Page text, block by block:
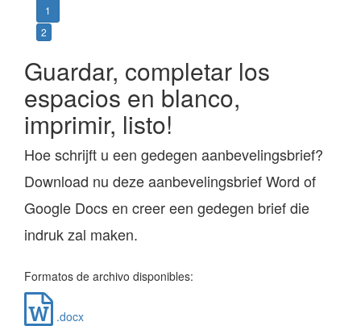
1
2
Guardar, completar los
espacios en blanco,
imprimir, listo!
Hoe schrijft u een gedegen aanbevelingsbrief?
Download nu deze aanbevelingsbrief Word of
Google Docs en creer een gedegen brief die
indruk zal maken.
Formatos de archivo disponibles:
.docx